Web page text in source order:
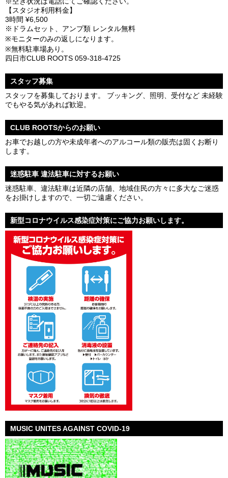
【スタジオ利用料金】
3時間 ¥6,500
※ドラムセット、アンプ類 レンタル無料
※モニターのみの返しになります。
※無料駐車場あり。
四日市CLUB ROOTS 059-318-4725
スタッフ募集
スタッフを募集しております。 ブッキング、照明、受付など 未経験
でもやる気があれば歓迎。
CLUB ROOTSからのお願い
お車でお越しの方や未成年者へのアルコール類の販売は固くお断り
します。
迷惑駐車 違法駐車に対するお願い
迷惑駐車、違法駐車は近隣の店舗、地域住民の方々に多大なご迷惑
をお掛けしますので、一切ご遠慮ください。
新型コロナウイルス感染症対策にご協力お願いします。
MUSIC UNITES AGAINST COVID-19